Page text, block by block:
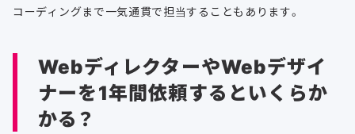
コーディングまで一気通貫で担当することもあります。
WebディレクターやWebデザイ
ナーを1年間依頼するといくらか
かる？